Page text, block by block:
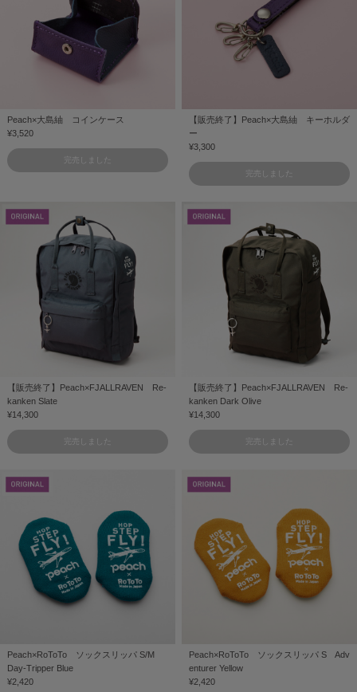
Peach×大島紬 コインケース
¥3,520
完売しました
【販売終了】Peach×大島紬 キーホルダ
ー
¥3,300
完売しました
【販売終了】Peach×FJALLRAVEN Re-
kanken Slate
¥14,300
完売しました
【販売終了】Peach×FJALLRAVEN Re-
kanken Dark Olive
¥14,300
完売しました
Peach×RoToTo ソックスリッパ S/M
Day-Tripper Blue
¥2,420
Peach×RoToTo ソックスリッパ S Adv
enturer Yellow
¥2,420